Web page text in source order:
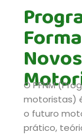
Novos
O PFNM
motoristas)
o futuro
prático,